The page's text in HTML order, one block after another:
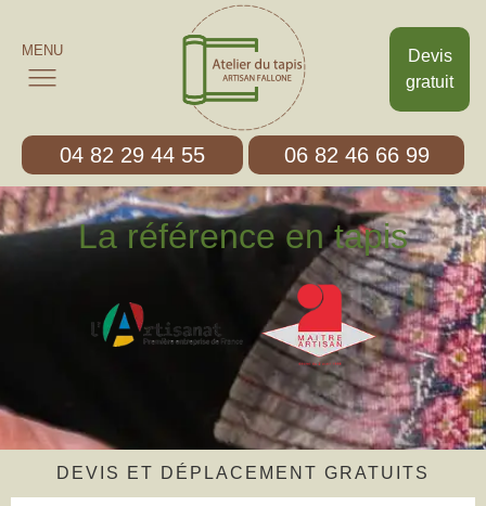
Devis
gratuit
MENU
04 82 29 44 55 06 82 46 66 99
La référence en tapis
DEVIS ET DÉPLACEMENT GRATUITS